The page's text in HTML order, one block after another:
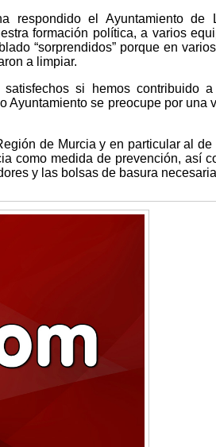
respondido el Ayuntamiento de
formación política, a varios
“sorprendidos” porque en
a limpiar.
si hemos contribuido a
Ayuntamiento se preocupe por una
de Murcia y en particular al de
como medida de prevención, así
y las bolsas de basura